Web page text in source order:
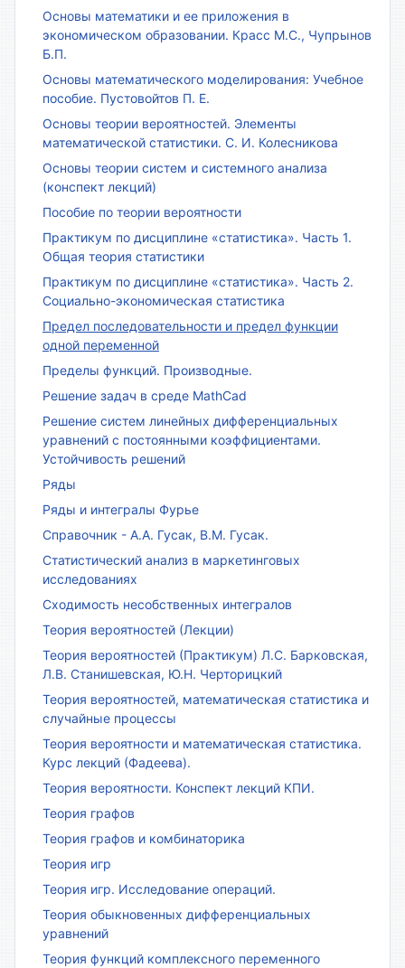
Основы математики и ее приложения в
экономическом образовании. Красс М.С., Чупрынов
Б.П.
Основы математического моделирования: Учебное
пособие. Пустовойтов П. Е.
Основы теории вероятностей. Элементы
математической статистики. С. И. Колесникова
Основы теории систем и системного анализа
(конспект лекций)
Пособие по теории вероятности
Практикум по дисциплине «статистика». Часть 1.
Общая теория статистики
Практикум по дисциплине «статистика». Часть 2.
Социально-экономическая статистика
Предел последовательности и предел функции
одной переменной
Пределы функций. Производные.
Решение задач в среде MathCad
Решение систем линейных дифференциальных
уравнений с постоянными коэффициентами.
Устойчивость решений
Ряды
Ряды и интегралы Фурье
Справочник - А.А. Гусак, В.М. Гусак.
Статистический анализ в маркетинговых
исследованиях
Сходимость несобственных интегралов
Теория вероятностей (Лекции)
Теория вероятностей (Практикум) Л.С. Барковская,
Л.В. Станишевская, Ю.Н. Черторицкий
Теория вероятностей, математическая статистика и
случайные процессы
Теория вероятности и математическая статистика.
Курс лекций (Фадеева).
Теория вероятности. Конспект лекций КПИ.
Теория графов
Теория графов и комбинаторика
Теория игр
Теория игр. Исследование операций.
Теория обыкновенных дифференциальных
уравнений
Теория функций комплексного переменного